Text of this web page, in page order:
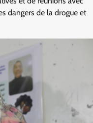
dangers de la drogue et